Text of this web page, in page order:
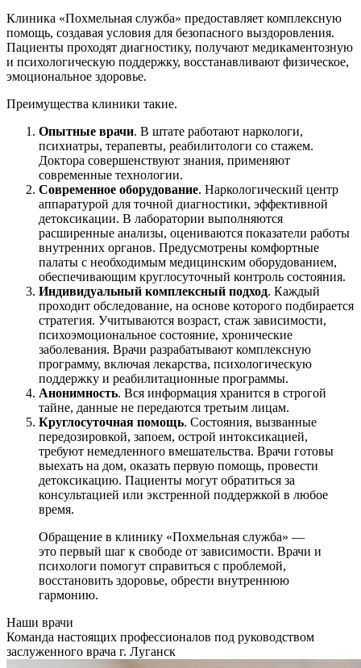
Клиника «Похмельная служба» предоставляет комплексную
помощь, создавая условия для безопасного выздоровления.
Пациенты проходят диагностику, получают медикаментозную
и психологическую поддержку, восстанавливают физическое,
эмоциональное здоровье.
Преимущества клиники такие.
Опытные врачи. В штате работают наркологи,
психиатры, терапевты, реабилитологи со стажем.
Доктора совершенствуют знания, применяют
современные технологии.
Современное оборудование. Наркологический центр
аппаратурой для точной диагностики, эффективной
детоксикации. В лаборатории выполняются
расширенные анализы, оцениваются показатели работы
внутренних органов. Предусмотрены комфортные
палаты с необходимым медицинским оборудованием,
обеспечивающим круглосуточный контроль состояния.
Индивидуальный комплексный подход. Каждый
проходит обследование, на основе которого подбирается
стратегия. Учитываются возраст, стаж зависимости,
психоэмоциональное состояние, хронические
заболевания. Врачи разрабатывают комплексную
программу, включая лекарства, психологическую
поддержку и реабилитационные программы.
Анонимность. Вся информация хранится в строгой
тайне, данные не передаются третьим лицам.
Круглосуточная помощь. Состояния, вызванные
передозировкой, запоем, острой интоксикацией,
требуют немедленного вмешательства. Врачи готовы
выехать на дом, оказать первую помощь, провести
детоксикацию. Пациенты могут обратиться за
консультацией или экстренной поддержкой в любое
время.
Обращение в клинику «Похмельная служба» —
это первый шаг к свободе от зависимости. Врачи и
психологи помогут справиться с проблемой,
восстановить здоровье, обрести внутреннюю
гармонию.
Наши врачи
Команда настоящих профессионалов под руководством
заслуженного врача г. Луганск